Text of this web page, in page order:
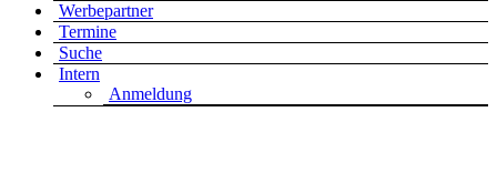
Werbepartner
Termine
Suche
Intern
Anmeldung